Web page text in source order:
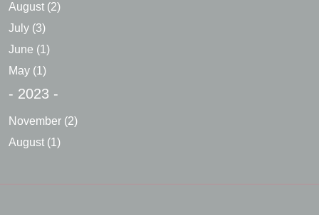
August (2)
July (3)
June (1)
May (1)
- 2023 -
November (2)
August (1)